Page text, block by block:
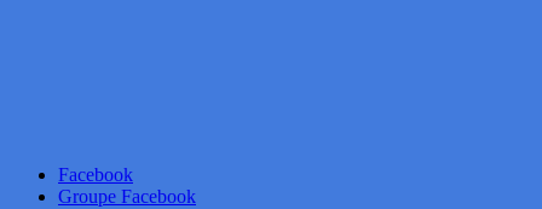
Facebook
Groupe Facebook